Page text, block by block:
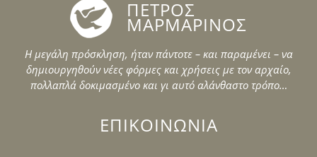
ΠΕΤΡΟΣ
ΜΑΡΜΑΡΙΝΟΣ
Η μεγάλη πρόσκληση, ήταν πάντοτε – και παραμένει – να
δημιουργηθούν νέες φόρμες και χρήσεις με τον αρχαίο,
πολλαπλά δοκιμασμένο και γι αυτό αλάνθαστο τρόπο…
ΕΠΙΚΟΙΝΩΝΙΑ